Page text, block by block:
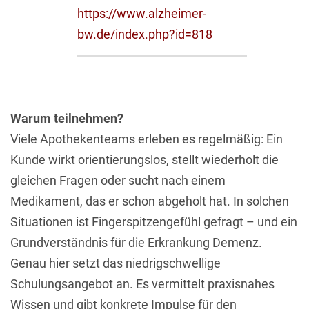
https://www.alzheimer-
bw.de/index.php?id=818
Warum teilnehmen?
Viele Apothekenteams erleben es regelmäßig: Ein
Kunde wirkt orientierungslos, stellt wiederholt die
gleichen Fragen oder sucht nach einem
Medikament, das er schon abgeholt hat. In solchen
Situationen ist Fingerspitzengefühl gefragt – und ein
Grundverständnis für die Erkrankung Demenz.
Genau hier setzt das niedrigschwellige
Schulungsangebot an. Es vermittelt praxisnahes
Wissen und gibt konkrete Impulse für den